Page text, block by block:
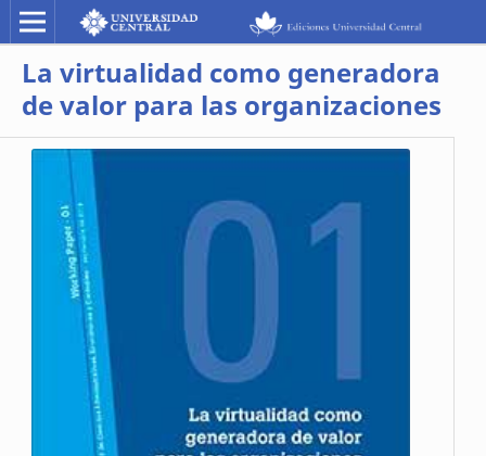
La virtualidad como generadora
de valor para las organizaciones